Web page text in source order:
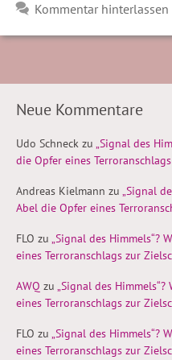
Kommentar hinterlassen
Neue Kommentare
Udo Schneck zu „Signal des
die Opfer eines
Andreas Kielmann zu „Signal
Abel die Opfer eines
FLO zu „Signal des Himmels“?
eines Terroranschlags zur
AWQ zu „Signal des
eines Terroranschlags zur
FLO zu „Signal des Himmels“?
eines Terroranschlags zur